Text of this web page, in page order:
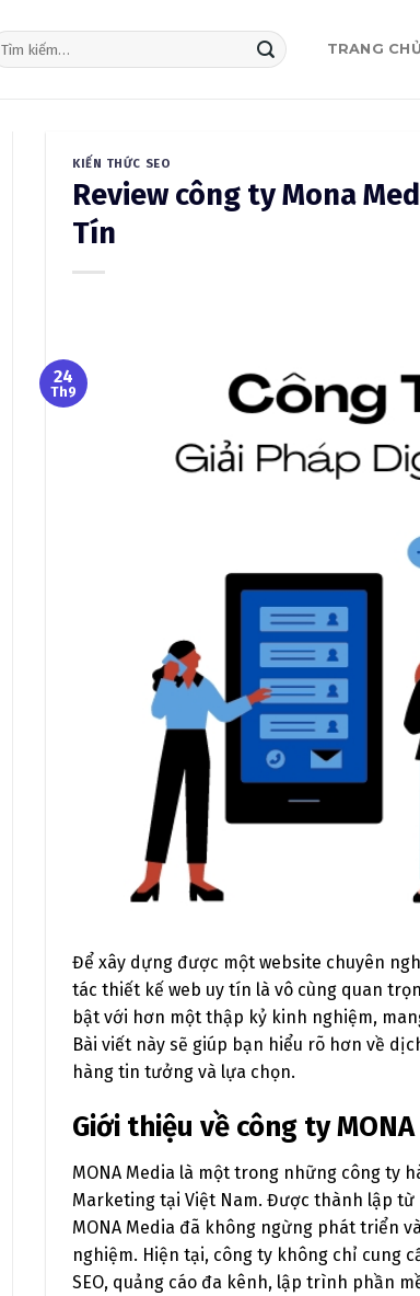
TRANG CHỦ
KIẾN THỨC SEO
Review công ty Mona
Tín
24
Th9
Để xây dựng được một website chuyên
tác thiết kế web uy tín là vô cùng quan
bật với hơn một thập kỷ kinh nghiệm,
Bài viết này sẽ giúp bạn hiểu rõ hơn về
hàng tin tưởng và lựa chọn.
Giới thiệu về công ty
MONA Media là một trong những công ty
Marketing tại Việt Nam. Được thành lập
MONA Media đã không ngừng phát triển
nghiệm. Hiện tại, công ty không chỉ cung
SEO, quảng cáo đa kênh, lập trình phần